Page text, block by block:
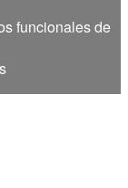
funcionales de